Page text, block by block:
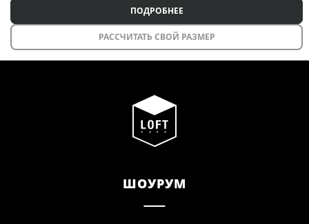
ПОДРОБНЕЕ
РАССЧИТАТЬ СВОЙ РАЗМЕР
ШОУРУМ